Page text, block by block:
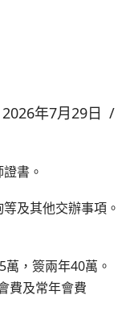
年7月29日
書。
及其他交辦事項。
，簽兩年40萬。
及常年會費